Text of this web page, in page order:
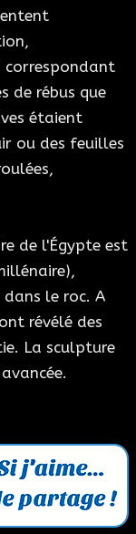
correspondant
de rébus que
étaient
ou des feuilles
de l'Égypte est
dans le roc. A
révélé des
La sculpture